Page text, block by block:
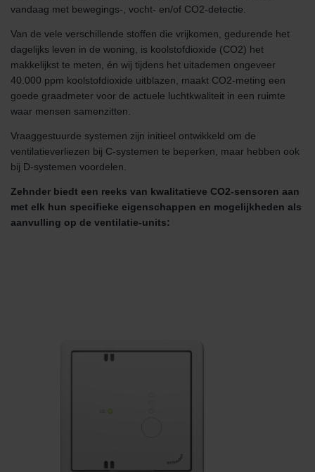
vandaag met bewegings-, vocht- en/of CO2-detectie.
Van de vele verschillende stoffen die vrijkomen, gedurende het
dagelijks leven in de woning, is koolstofdioxide (CO2) het
makkelijkst te meten, én wij tijdens het uitademen ongeveer
40.000 ppm koolstofdioxide uitblazen, maakt CO2-meting een
goede graadmeter voor de actuele luchtkwaliteit in een ruimte
waar mensen samenzitten.
Vraaggestuurde systemen zijn initieel ontwikkeld om de
ventilatieverliezen bij C-systemen te beperken, maar hebben ook
bij D-systemen voordelen.
Zehnder biedt een reeks van kwalitatieve CO2-sensoren aan
met elk hun specifieke eigenschappen en mogelijkheden als
aanvulling op de ventilatie-units: